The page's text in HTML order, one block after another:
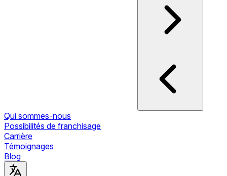
Qui sommes-nous
Possibilités de franchisage
Carrière
Témoignages
Blog